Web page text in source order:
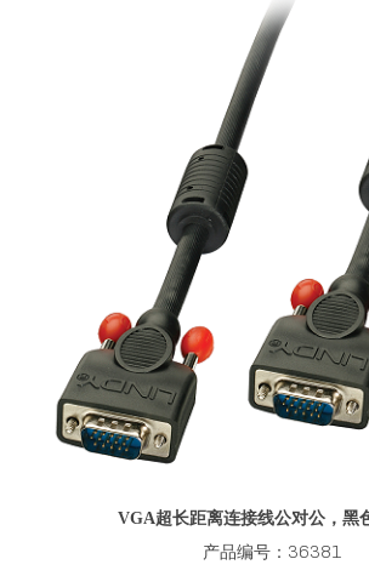
VGA超长距离连接线公对公，黑
产品编号：36381